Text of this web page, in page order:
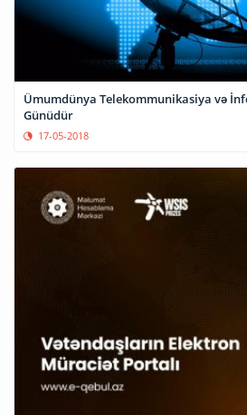
Ümumdünya Telekommunikasiya və
Günüdür
17-05-2018